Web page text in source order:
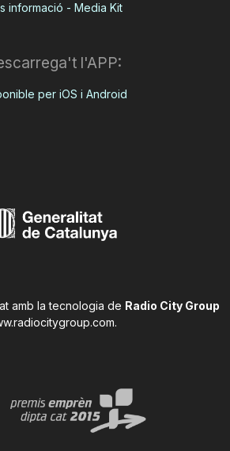
informació - Media Kit
l'APP:
per iOS i Android
amb la tecnologia de Radio City Group
.